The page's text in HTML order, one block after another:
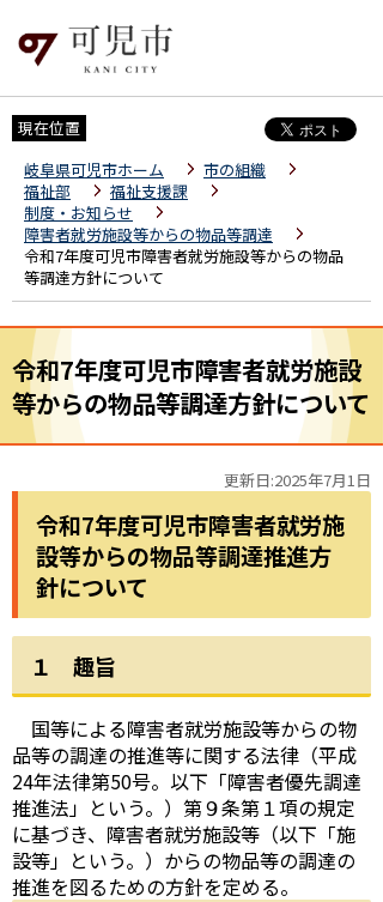
現在位置
岐阜県可児市ホーム
市の組織
福祉部
福祉支援課
制度・お知らせ
障害者就労施設等からの物品等調達
令和7年度可児市障害者就労施設等からの物品
等調達方針について
令和7年度可児市障害者就労施設
等からの物品等調達方針について
更新日:2025年7月1日
令和7年度可児市障害者就労施
設等からの物品等調達推進方
針について
１ 趣旨
国等による障害者就労施設等からの物
品等の調達の推進等に関する法律（平成
24年法律第50号。以下「障害者優先調達
推進法」という。）第９条第１項の規定
に基づき、障害者就労施設等（以下「施
設等」という。）からの物品等の調達の
推進を図るための方針を定める。